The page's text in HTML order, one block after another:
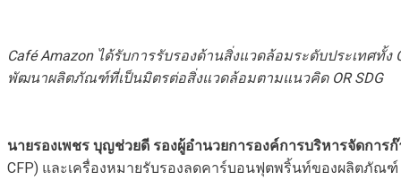
Café Amazon ได้รับการรับรองด้านสิ่งแวดล้อมระดับประเทศทั้
พัฒนาผลิตภัณฑ์ที่เป็นมิตรต่อสิ่งแวดล้อมตามแนวคิด OR SDG
นายรองเพชร บุญช่วยดี รองผู้อำนวยการองค์การบริหารจัดกา
CFP) และเครื่องหมายรับรองลดคาร์บอนฟุตพริ้นท์ของผลิตภัณฑ์